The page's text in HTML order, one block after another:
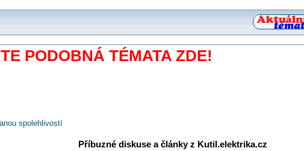
PODOBNÁ TÉMATA ZDE!
spolehlivostí
Příbuzné diskuse a články z Kutil.elektrika.cz